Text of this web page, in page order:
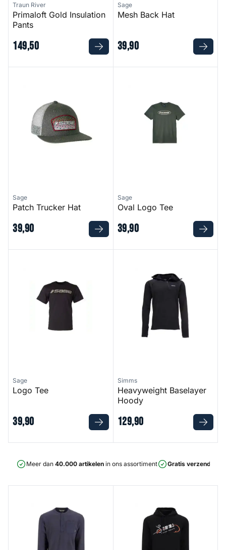
Traun River
Primaloft Gold Insulation
Pants
149,50
Sage
Mesh Back Hat
39,90
Sage
Patch Trucker Hat
39,90
Sage
Oval Logo Tee
39,90
Sage
Logo Tee
39,90
Simms
Heavyweight Baselayer
Hoody
129,90
Meer dan 40.000 artikelen in ons assortiment Gratis verzending